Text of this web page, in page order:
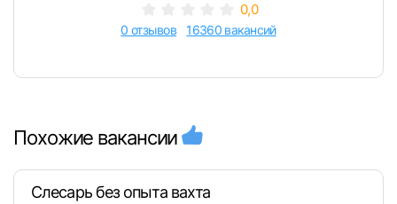
Пароль
или любым удобным способом
0,0
0 отзывов 16360 вакансий
Похожие вакансии
Слесарь без опыта вахта